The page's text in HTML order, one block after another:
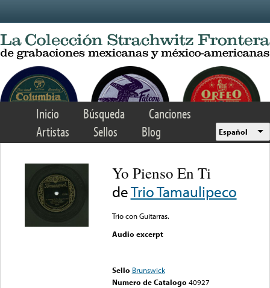
Inicio Búsqueda
Canciones
Artistas
Sellos Blog Español
Yo Pienso En Ti
deTrio Tamaulipeco
Trio con Guitarras.
Audio excerpt
Sello Brunswick
Numero de Catalogo 40927